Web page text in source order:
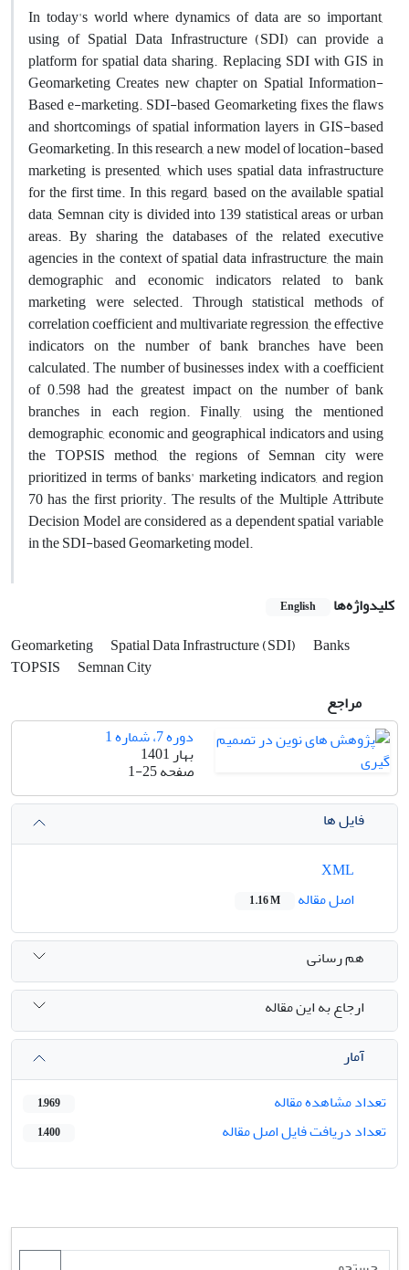
In today's world where dynamics of data are so important,
using of Spatial Data Infrastructure (SDI) can provide a
platform for spatial data sharing. Replacing SDI with GIS in
Geomarketing Creates new chapter on Spatial Information-
Based e-marketing. SDI-based Geomarketing fixes the flaws
and shortcomings of spatial information layers in GIS-based
Geomarketing. In this research, a new model of location-based
marketing is presented, which uses spatial data infrastructure
for the first time. In this regard, based on the available spatial
data, Semnan city is divided into 139 statistical areas or urban
areas. By sharing the databases of the related executive
agencies in the context of spatial data infrastructure, the main
demographic and economic indicators related to bank
marketing were selected. Through statistical methods of
correlation coefficient and multivariate regression, the effective
indicators on the number of bank branches have been
calculated. The number of businesses index with a coefficient
of 0.598 had the greatest impact on the number of bank
branches in each region. Finally, using the mentioned
demographic, economic and geographical indicators and using
the TOPSIS method, the regions of Semnan city were
prioritized in terms of banks' marketing indicators, and region
70 has the first priority. The results of the Multiple Attribute
Decision Model are considered as a dependent spatial variable
in the SDI-based Geomarketing model.
کلیدواژه‌ها English
Geomarketing Spatial Data Infrastructure (SDI)
Banks
TOPSIS
Semnan City
مراجع
دوره 7، شماره 1
بهار 1401
صفحه1-25
فایل ها
اصل مقاله
1.16 M
هم رسانی
ارجاع به این مقاله
آمار
تعداد مشاهده مقاله
1,969
تعداد دریافت فایل اصل مقاله 1,400